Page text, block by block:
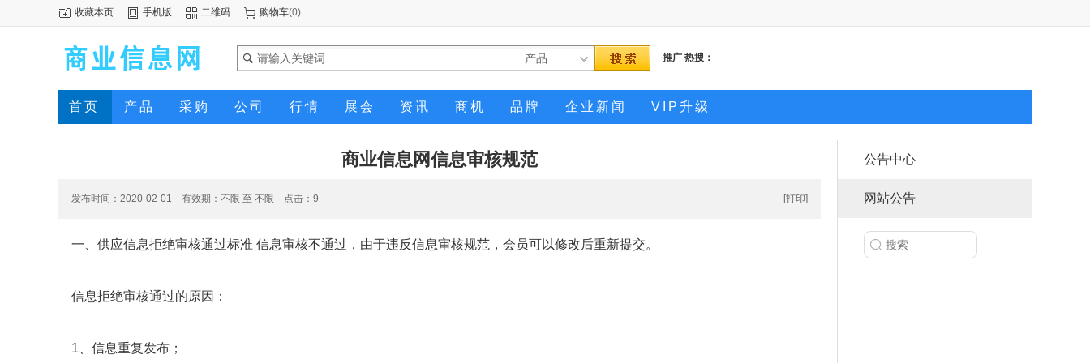
收藏本页 手机版 二维码 购物车(0)
推广 热搜：
首页 产品 采购 公司 行情 展会 资讯 商机 品牌 企业新闻 VIP升级
商业信息网信息审核规范
[打印]
发布时间：2020-02-01 有效期：不限 至 不限 点击： 9
一、供应信息拒绝审核通过标准 信息审核不通过，由于违反信息审核规范，会员可以修改后重新提交。
信息拒绝审核通过的原因：
1、信息重复发布；
公告中心
网站公告